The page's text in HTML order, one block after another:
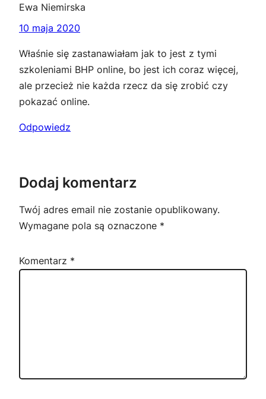
Ewa Niemirska
10 maja 2020
Właśnie się zastanawiałam jak to jest z tymi
szkoleniami BHP online, bo jest ich coraz więcej,
ale przecież nie każda rzecz da się zrobić czy
pokazać online.
Odpowiedz
Dodaj komentarz
Twój adres email nie zostanie opublikowany.
Wymagane pola są oznaczone *
Komentarz *